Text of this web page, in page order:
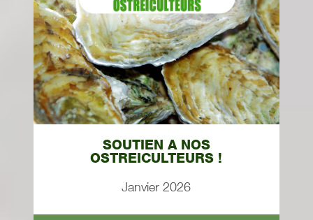
SOUTIEN A NOS
OSTREICULTEURS !
Janvier 2026